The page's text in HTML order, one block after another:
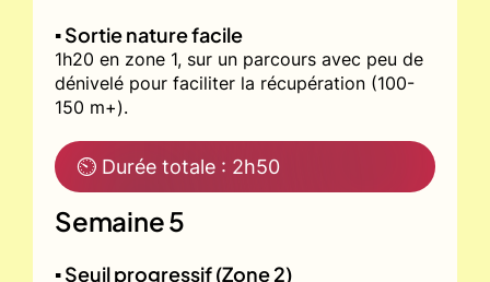
▪️ Sortie nature facile
1h20 en zone 1, sur un parcours avec peu de
dénivelé pour faciliter la récupération (100-
150 m+).
⏲ Durée totale : 2h50
Semaine 5
▪️ Seuil progressif (Zone 2)